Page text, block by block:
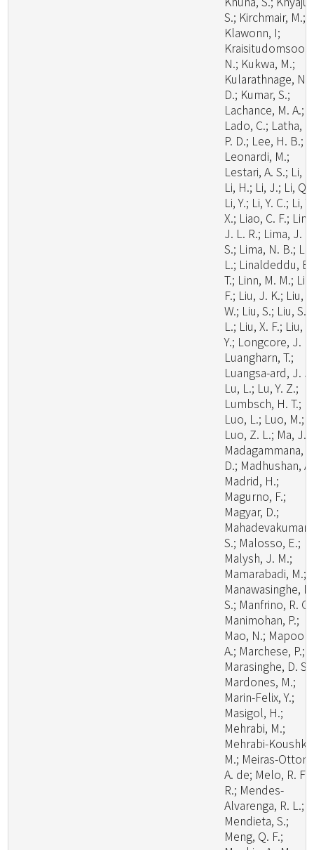
S.; Kirchmair, M.;
Klawonn, I;
Kraisitudomsook,
N.; Kukwa, M.;
Kularathnage, N.
D.; Kumar, S.;
Lachance, M. A.;
Lado, C.; Latha,
P. D.; Lee, H. B.;
Leonardi, M.;
Lestari, A. S.; Li,
Li, H.; Li, J.; Li, Q.;
Li, Y.; Li, Y. C.; Li, Y.
X.; Liao, C. F.;
J. L. R.; Lima, J.
S.; Lima, N. B.;
L.; Linaldeddu, B.
T.; Linn, M. M.; Liu,
F.; Liu, J. K.; Liu,
W.; Liu, S.; Liu, S.
L.; Liu, X. F.; Liu,
Y.; Longcore, J.
Luangharn, T.;
Luangsa-ard, J.
Lu, L.; Lu, Y. Z.;
Lumbsch, H. T.;
Luo, L.; Luo, M.;
Luo, Z. L.; Ma, J.;
Madagammana,
D.; Madhushan,
Madrid, H.;
Magurno, F.;
Magyar, D.;
Mahadevakumar,
S.; Malosso, E.;
Malysh, J. M.;
Mamarabadi, M.;
Manawasinghe, I.
S.; Manfrino, R.
Manimohan, P.;
Mao, N.; Mapook,
A.; Marchese, P.;
Marasinghe, D. S.;
Mardones, M.;
Marin-Felix, Y.;
Masigol, H.;
Mehrabi, M.;
Mehrabi-Koushki,
M.; Meiras-Ottoni,
A. de; Melo, R. F.
R.; Mendes-
Alvarenga, R. L.;
Mendieta, S.;
Meng, Q. F.;